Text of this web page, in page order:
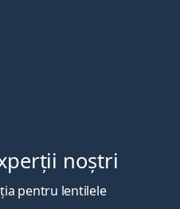
noștri
pentru lentilele